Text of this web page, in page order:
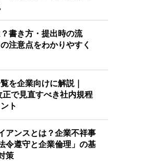
書き方・提出時の流
注意点をわかりやすく
を企業向けに解説｜
正で見直すべき社内規程
ト
アンスとは？企業不祥事
令遵守と企業倫理」の基
策